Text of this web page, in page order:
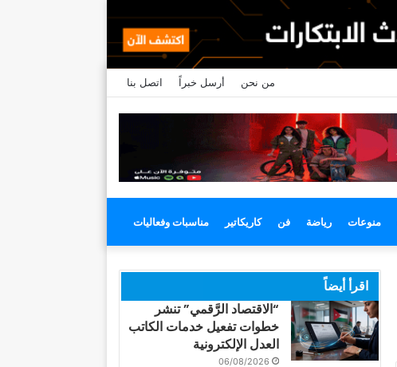
من نحن أرسل خبراً اتصل بنا
منوعات رياضة فن كاريكاتير مناسبات وفعاليات
اقرأ أيضاً
“الاقتصاد الرَّقمي” تنشر
خطوات تفعيل خدمات الكاتب
العدل الإلكترونية
06/08/2026